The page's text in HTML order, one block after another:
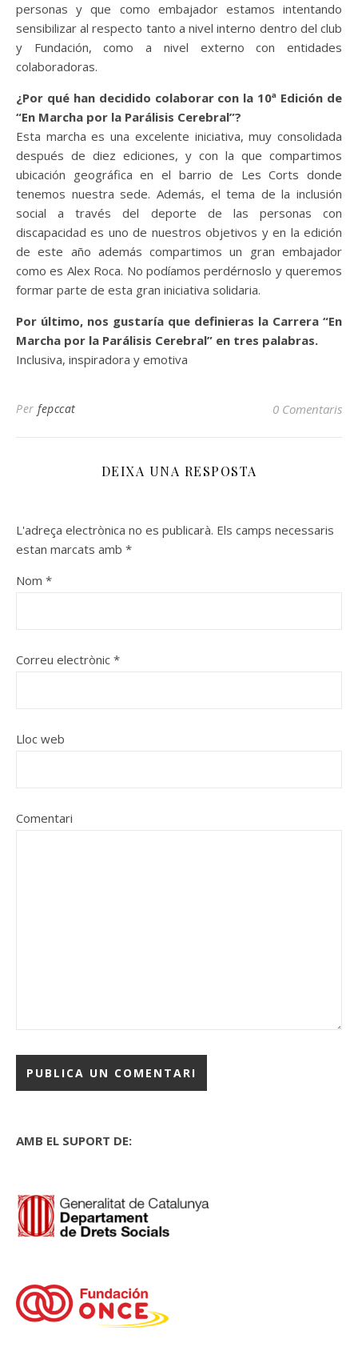
personas y que como embajador estamos intentando
sensibilizar al respecto tanto a nivel interno dentro del club
y Fundación, como a nivel externo con entidades
colaboradoras.
¿Por qué han decidido colaborar con la 10ª Edición de
“En Marcha por la Parálisis Cerebral”?
Esta marcha es una excelente iniciativa, muy consolidada
después de diez ediciones, y con la que compartimos
ubicación geográfica en el barrio de Les Corts donde
tenemos nuestra sede. Además, el tema de la inclusión
social a través del deporte de las personas con
discapacidad es uno de nuestros objetivos y en la edición
de este año además compartimos un gran embajador
como es Alex Roca. No podíamos perdérnoslo y queremos
formar parte de esta gran iniciativa solidaria.
Por último, nos gustaría que definieras la Carrera “En
Marcha por la Parálisis Cerebral” en tres palabras.
Inclusiva, inspiradora y emotiva
Per fepccat 0 Comentaris
DEIXA UNA RESPOSTA
L'adreça electrònica no es publicarà. Els camps necessaris
estan marcats amb *
Nom *
Correu electrònic *
Lloc web
Comentari
AMB EL SUPORT DE: